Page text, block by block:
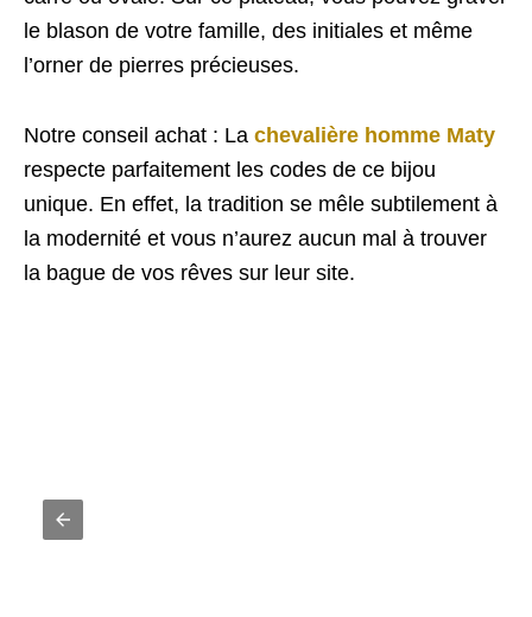
le blason de votre famille, des initiales et même
l’orner de pierres précieuses.
Notre conseil achat : La chevalière homme Maty
respecte parfaitement les codes de ce bijou
unique. En effet, la tradition se mêle subtilement à
la modernité et vous n’aurez aucun mal à trouver
la bague de vos rêves sur leur site.